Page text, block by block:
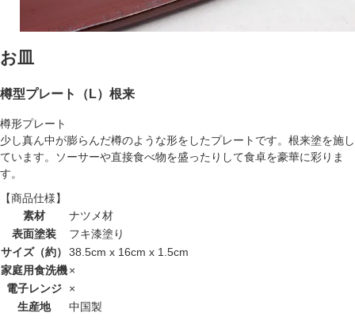
お皿
樽型プレート（L）根来
樽形プレート
少し真ん中が膨らんだ樽のような形をしたプレートです。根来塗を施し
ています。ソーサーや直接食べ物を盛ったりして食卓を豪華に彩りま
す。
【商品仕様】
素材
ナツメ材
表面塗装
フキ漆塗り
サイズ（約）
38.5cm x 16cm x 1.5cm
家庭用食洗機×
電子レンジ
×
生産地
中国製